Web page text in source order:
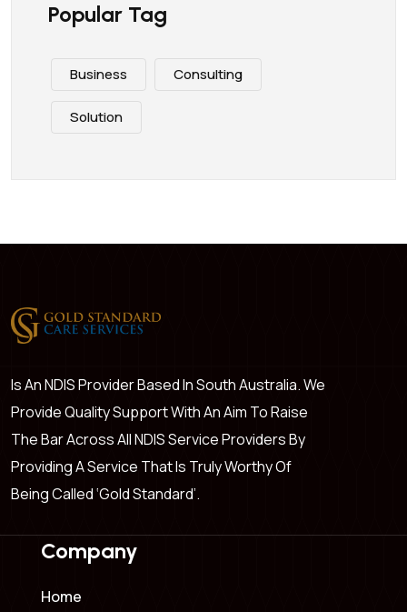
Popular Tag
Business Consulting
Solution
Is An NDIS Provider Based In South Australia. We
Provide Quality Support With An Aim To Raise
The Bar Across All NDIS Service Providers By
Providing A Service That Is Truly Worthy Of
Being Called ‘Gold Standard’.
Company
Home